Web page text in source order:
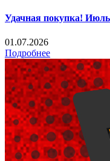
Удачная покупка! Июль
01.07.2026
Подробнее